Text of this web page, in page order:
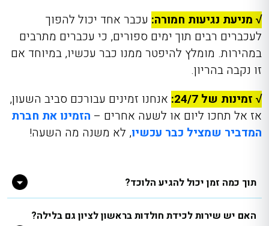
√ מניעת נגיעות חמורה: עכבר אחד יכול להפוך
לעכברים רבים תוך ימים ספורים, כי עכברים מתרבים
במהירות. מומלץ להיפטר ממנו כבר עכשיו, במיוחד אם
זו נקבה בהריון.
√ זמינות של 24/7:
אנחנו זמינים עבורכם סביב השעון,
אז אל תחכו ליום או לשעה אחרים – הזמינו את חברת
המדביר שמציל כבר עכשיו, לא משנה מה השעה!
תוך כמה זמן יכול להגיע הלוכד?
האם יש שירות לכידת חולדות בראשון לציון גם בלילה?